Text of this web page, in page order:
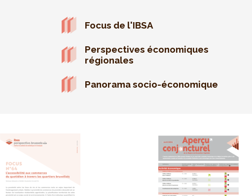
Focus de l'IBSA
Perspectives économiques
régionales
Panorama socio-économique